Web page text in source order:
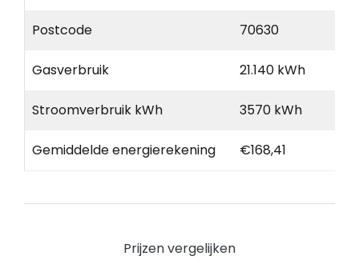
Postcode 70630
Gasverbruik 21.140 kWh
Stroomverbruik kWh 3570 kWh
Gemiddelde energierekening €168,41
Prijzen vergelijken